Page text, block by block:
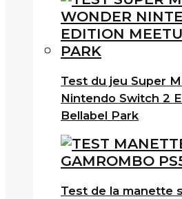
Test du jeu Super
Nintendo Switch 2
Bellabel Park
Test de la manette